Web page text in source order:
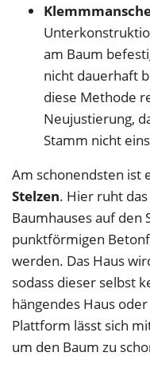
am Baum
nicht dauerhaft
diese Methode
Neujustierung,
Stamm nicht
Am schonendsten ist
Stelzen. Hier ruht
Baumhauses auf den
punktförmigen
werden. Das Haus
sodass dieser selbst
hängendes Haus
Plattform lässt sich
um den Baum zu